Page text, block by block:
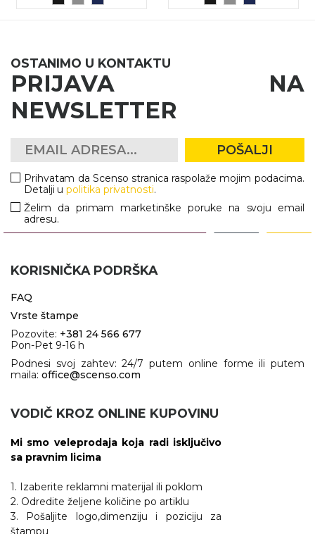
OSTANIMO U KONTAKTU
PRIJAVA NA
NEWSLETTER
POŠALJI
Prihvatam da Scenso stranica raspolaže mojim podacima.
Detalji upolitika privatnosti.
Želim da primam marketinške poruke na svoju email
adresu.
KORISNIČKA PODRŠKA
FAQ
Vrste štampe
Pozovite: +381 24 566 677
Pon-Pet 9-16 h
Podnesi svoj zahtev: 24/7 putem online forme ili putem
maila: office@scenso.com
VODIČ KROZ ONLINE KUPOVINU
Mi smo veleprodaja koja radi isključivo
sa pravnim licima
1. Izaberite reklamni materijal ili poklom
2. Odredite željene količine po artiklu
3. Pošaljite logo,dimenziju i poziciju za
štampu